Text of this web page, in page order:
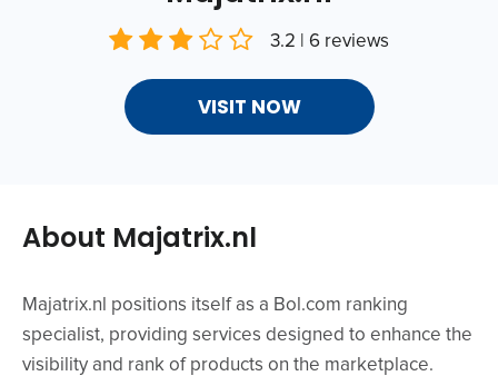
3.2 | 6 reviews
VISIT NOW
About Majatrix.nl
Majatrix.nl positions itself as a Bol.com ranking
specialist, providing services designed to enhance the
visibility and rank of products on the marketplace.